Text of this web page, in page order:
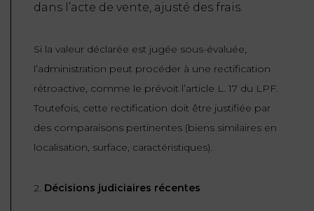
dans l’acte de vente, ajusté des frais.
Si la valeur déclarée est jugée sous-évaluée,
l’administration peut procéder à une rectification
rétroactive, comme le prévoit l’article L. 17 du LPF.
Toutefois, cette rectification doit être justifiée par
des comparaisons pertinentes (biens similaires en
localisation, surface, caractéristiques).
2. Décisions judiciaires récentes